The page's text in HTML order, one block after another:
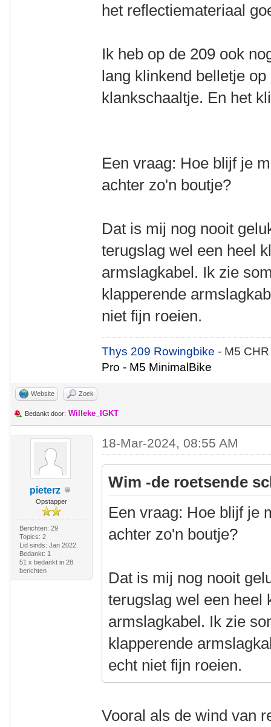
het reflectiemateriaal
Ik heb op de 209 ook
lang klinkend belletje
klankschaaltje. En het
Een vraag: Hoe blijf je
achter zo'n boutje?
Dat is mij nog nooit
terugslag wel een heel
armslagkabel. Ik zie
klapperende
niet fijn roeien.
Thys 209 Rowingbike- M5
Pro - M5 MinimalBike
Website Zoek
Bedankt door: Willeke_IGKT
pieterz
Opstapper
Berichten: 29
Topics: 2
Lid sinds: Jan 2022
Bedankt: 1
51 x bedankt in 28
berichten
18-Mar-2024, 08:55 AM
Wim -de roetsende
Een vraag: Hoe blijf je
achter zo'n boutje?
Dat is mij nog nooit
terugslag wel een heel
armslagkabel. Ik zie
klapperende
echt niet fijn roeien.
Vooral als de wind van